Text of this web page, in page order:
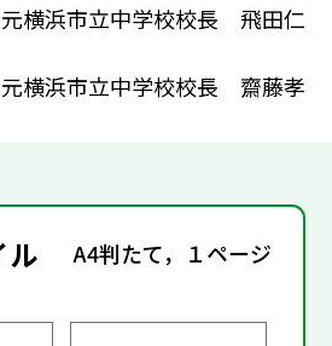
元横浜市立中学校校長 飛田仁
元横浜市立中学校校長 齋藤孝
ル A4判たて，１ページ